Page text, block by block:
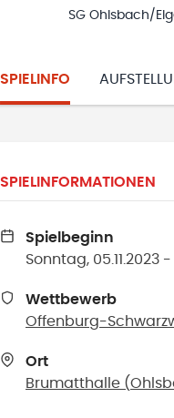
SG Ohlsbach/
SPIELINFO
SPIELINFORMATIONEN
Spielbeginn
Sonntag, 05.11.2023 -
Wettbewerb
Offenburg-
Ort
Brumatthalle (